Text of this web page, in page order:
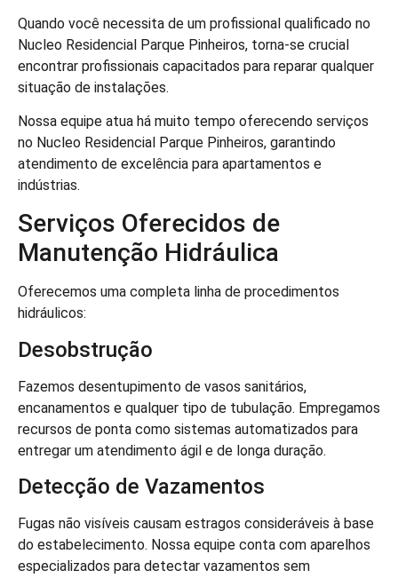
Quando você necessita de um profissional qualificado no
Nucleo Residencial Parque Pinheiros, torna-se crucial
encontrar profissionais capacitados para reparar qualquer
situação de instalações.
Nossa equipe atua há muito tempo oferecendo serviços
no Nucleo Residencial Parque Pinheiros, garantindo
atendimento de excelência para apartamentos e
indústrias.
Serviços Oferecidos de
Manutenção Hidráulica
Oferecemos uma completa linha de procedimentos
hidráulicos:
Desobstrução
Fazemos desentupimento de vasos sanitários,
encanamentos e qualquer tipo de tubulação. Empregamos
recursos de ponta como sistemas automatizados para
entregar um atendimento ágil e de longa duração.
Detecção de Vazamentos
Fugas não visíveis causam estragos consideráveis à base
do estabelecimento. Nossa equipe conta com aparelhos
especializados para detectar vazamentos sem